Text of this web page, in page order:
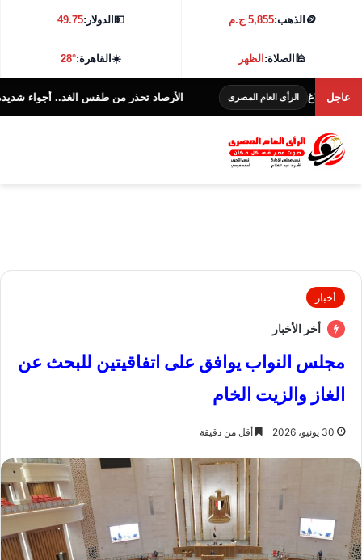
🪙 الذهب:5,855 ج.م 💵الدولار:49.75
🕌الصلاة:الظهر ☀️القاهرة:28°
عاجلالرأى العام المصرى الأرصاد تحذر من طقس الغد.. أجواء شديدة الحرارة و38 درجة
أخبار
أخر الأخبار
مجلس النواب يوافق على اتفاقيتين للبحث عن
الغاز والزيت الخام
30 يونيو، 2026 أقل من دقيقة